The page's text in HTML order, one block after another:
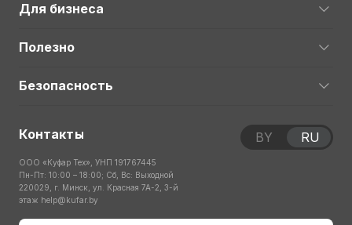
Для бизнеса
Полезно
Безопасность
Контакты
ООО «Куфар Тех», УНП 191767445
Пн-Пт: 10:00 – 18:00; Сб, Вс: Выходной
220029, г. Минск, ул. Красная 7А-2, 3-й
этаж help@kufar.by
BY RU